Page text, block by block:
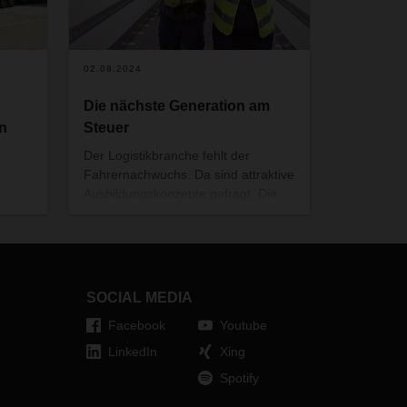
ein
02.08.2024
Die nächste Generation am
Steuer
Der Logistikbranche fehlt der
Fahrernachwuchs. Da sind attraktive
Niederlassung in Bremen war von
SOCIAL MEDIA
Facebook
LinkedIn
Youtube
Xing
Spotify